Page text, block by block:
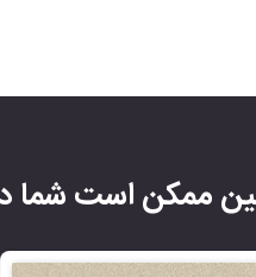
ممکن است شما